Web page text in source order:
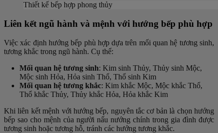
Thiết kế bếp hợp phong thủy
Liên kết ngũ hành và mệnh với hướng bếp phù hợp
Việc xác định hướng bếp phù hợp dựa trên mối quan hệ tương sinh,
tương khắc trong ngũ hành. Cụ thể:
Mối quan hệ tương sinh: Kim sinh Thủy, Thủy sinh Mộc,
Mộc sinh Hỏa, Hỏa sinh Thổ, Thổ sinh Kim
Mối quan hệ tương khắc: Kim khắc Mộc, Mộc khắc Thổ,
Thổ khắc Thủy, Thủy khắc Hỏa, Hỏa khắc Kim
Khi liên kết mệnh với hướng bếp, nguyên tắc cơ bản là chọn hướng
bếp sao cho mệnh của người nấu nướng chính trong gia đình được
tương sinh hoặc tương hỗ, tránh các hướng tương khắc.